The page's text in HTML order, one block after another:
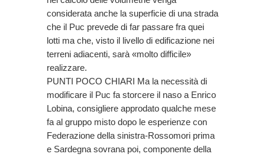
considerata anche la superficie di una strada
che il Puc prevede di far passare fra quei
lotti ma che, visto il livello di edificazione nei
terreni adiacenti, sarà «molto difficile»
realizzare.
PUNTI POCO CHIARI Ma la necessità di
modificare il Puc fa storcere il naso a Enrico
Lobina, consigliere approdato qualche mese
fa al gruppo misto dopo le esperienze con
Federazione della sinistra-Rossomori prima
e Sardegna sovrana poi, componente della